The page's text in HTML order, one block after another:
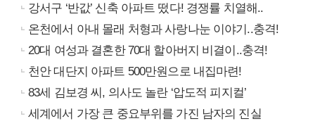
강서구 ‘반값’ 신축 아파트 떴다! 경쟁률 치열해..
온천에서 아내 몰래 처형과 사랑나눈 이야기..충격!
20대 여성과 결혼한 70대 할아버지 비결이..충격!
천안 대단지 아파트 500만원으로 내집마련!
83세 김보경 씨, 의사도 놀란 ‘압도적 피지컬’
세계에서 가장 큰 중요부위를 가진 남자의 진실